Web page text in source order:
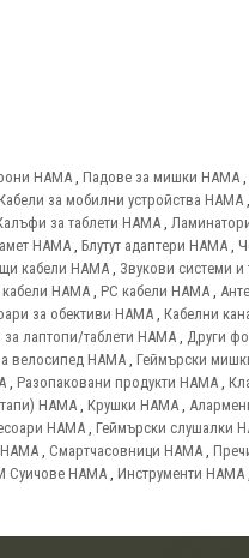
HAMA Падове за мишки HAMA
Кабели за мобилни устройства HAMA
за таблети HAMA
HAMA Блутут адаптери HAMA
кабели HAMA Звукови системи
HAMA PC кабели HAMA
за обективи HAMA
Кабелни
за лаптопи/таблети HAMA
Други
велосипед HAMA Геймърски
Разопаковани продукти HAMA
HAMA Крушки HAMA
HAMA Геймърски слушалки
Смартчасовници HAMA
Суичове HAMA Инструменти HAMA